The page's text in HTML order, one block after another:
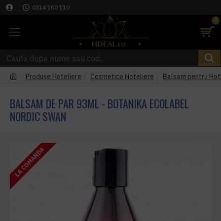
0314 100 110
0
Produse Hoteliere Cosmetice Hoteliere Balsam pentru
BALSAM DE PAR 93ML - BOTANIKA ECOLABEL
NORDIC SWAN
LA COMANDA